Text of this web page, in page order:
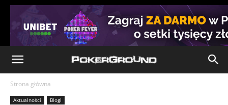
Strona główna
Aktualności Blogi